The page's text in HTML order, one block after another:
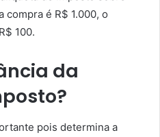
compra é R$ 1.000, o
100.
da
pois determina a